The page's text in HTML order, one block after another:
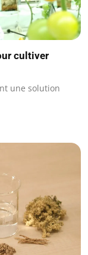
cultiver
une solution